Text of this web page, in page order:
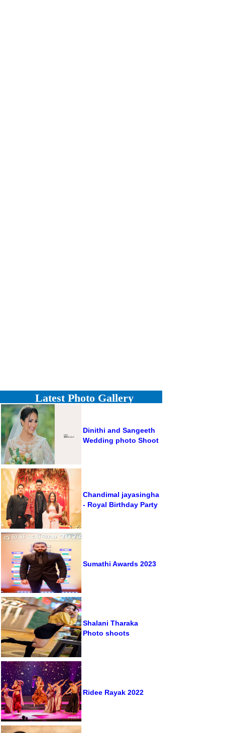
Latest Photo Gallery
Dinithi and Sangeeth
Wedding photo Shoot
Chandimal jayasingha
- Royal Birthday Party
Sumathi Awards 2023
Shalani Tharaka
Photo shoots
Ridee Rayak 2022